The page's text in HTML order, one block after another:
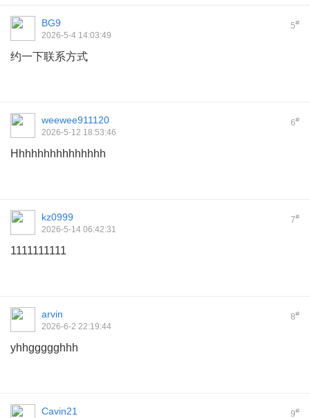
5#
BG9
2026-5-4 14:03:49
约一下联系方式
6#
weewee911120
2026-5-12 18:53:46
Hhhhhhhhhhhhhhh
7#
kz0999
2026-5-14 06:42:31
1111111111
8#
arvin
2026-6-2 22:19:44
yhhggggghhh
9#
Cavin21